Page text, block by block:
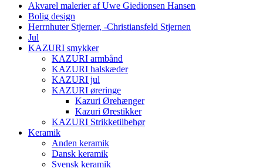
Akvarel malerier af Uwe Giedionsen Hansen
Bolig design
Herrnhuter Stjerner, -Christiansfeld Stjernen
Jul
KAZURI smykker
KAZURI armbånd
KAZURI halskæder
KAZURI jul
KAZURI øreringe
Kazuri Ørehænger
Kazuri Ørestikker
KAZURI Strikketilbehør
Keramik
Anden keramik
Dansk keramik
Svensk keramik